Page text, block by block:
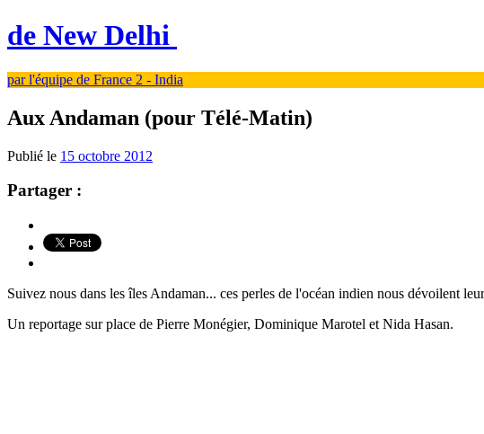
de New Delhi
par l'équipe de France 2 - India
Aux Andaman (pour Télé-Matin)
Publié le 15 octobre 2012
Partager :
Suivez nous dans les îles Andaman... ces perles de l'océan indien nous dévoilent
Un reportage sur place de Pierre Monégier, Dominique Marotel et Nida Hasan.